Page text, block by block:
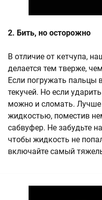
2. Бить, но осторожно
В отличие от кетчупа,
делается тем тверже,
Если погружать пальцы
текучей. Но если
можно и сломать. Лучше
жидкостью, поместив
сабвуфер. Не забудьте
чтобы жидкость не
включайте самый